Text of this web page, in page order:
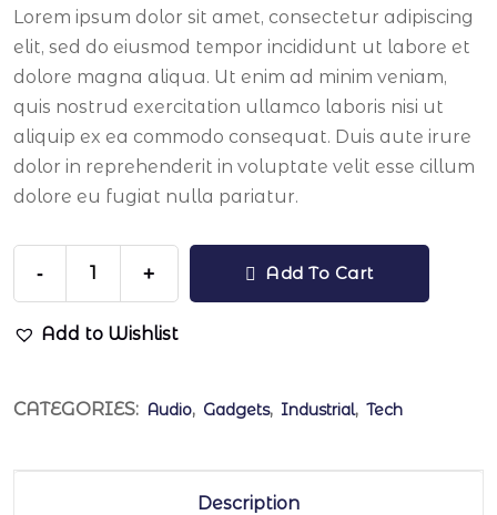
Lorem ipsum dolor sit amet, consectetur adipiscing
elit, sed do eiusmod tempor incididunt ut labore et
dolore magna aliqua. Ut enim ad minim veniam,
quis nostrud exercitation ullamco laboris nisi ut
aliquip ex ea commodo consequat. Duis aute irure
dolor in reprehenderit in voluptate velit esse cillum
dolore eu fugiat nulla pariatur.
- + Add To Cart
Add to Wishlist
CATEGORIES: Audio, Gadgets, Industrial, Tech
Description